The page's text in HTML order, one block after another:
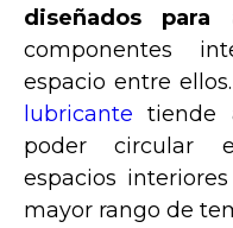
diseñados para
componentes
espacio entre
lubricante tiende
poder circular
espacios
mayor rango de